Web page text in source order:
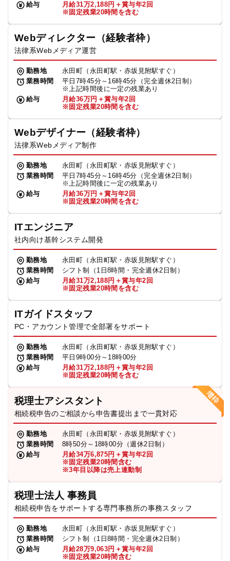
給与
月給31万2,188円＋賞与年2回
※固定残業20時間を含む
Webディレクター（経験者枠）
法律系Webメディア運営
勤務地
永田町（永田町駅・赤坂見附駅すぐ）
業務時間
平日7時45分～16時45分（完全週休2日制）
※上記時間後に一定の残業あり
給与
月給36万円＋賞与年2回
※固定残業20時間を含む
Webデザイナー（経験者枠）
法律系Webメディア制作
勤務地
永田町（永田町駅・赤坂見附駅すぐ）
業務時間
平日7時45分～16時45分（完全週休2日制）
※上記時間後に一定の残業あり
給与
月給36万円＋賞与年2回
※固定残業20時間を含む
ITエンジニア
社内向け基幹システム開発
勤務地
永田町（永田町駅・赤坂見附駅すぐ）
業務時間
シフト制（1日8時間・完全週休2日制）
給与
月給31万2,188円＋賞与年2回
※固定残業20時間を含む
ITガイドスタッフ
PC・アカウント管理で全部署をサポート
勤務地
永田町（永田町駅・赤坂見附駅すぐ）
業務時間
平日9時00分～18時00分
給与
月給31万2,188円＋賞与年2回
※固定残業20時間を含む
税理士アシスタント
相続税申告のご相談から申告書提出まで一貫対応
勤務地
永田町（永田町駅・赤坂見附駅すぐ）
業務時間
8時50分～18時00分（週休2日制）
給与
月給34万6,875円＋賞与年2回
※固定残業20時間含む
※3年目以降は売上連動制
税理士法人 事務員
相続税申告をサポートする専門事務所の事務スタッフ
勤務地
永田町（永田町駅・赤坂見附駅すぐ）
業務時間
シフト制（1日8時間・完全週休2日制）
給与
月給28万9,063円＋賞与年2回
※固定残業20時間含む